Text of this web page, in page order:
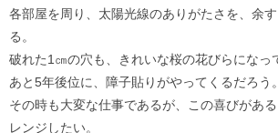
各部屋を周り、太陽光線のありがたさを、余
る。
破れた1㎝の穴も、きれいな桜の花びらになっ
あと5年後位に、障子貼りがやってくるだろう。
その時も大変な仕事であるが、この喜びがあ
レンジしたい。